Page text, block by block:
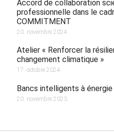
Accord de collaboration
professionnelle dans le
COMMITMENT
20. novembre 2024.
Atelier « Renforcer la
changement climatique »
17. octobre 2024.
Bancs intelligents à
20. novembre 2023.